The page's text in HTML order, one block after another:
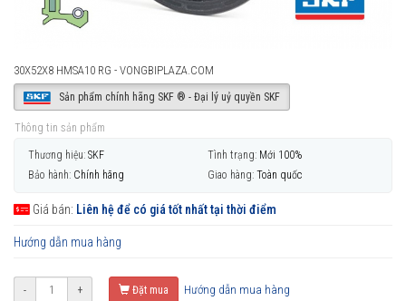
30X52X8 HMSA10 RG - VONGBIPLAZA.COM
Sản phẩm chính hãng SKF ® - Đại lý uỷ quyền SKF
Thông tin sản phẩm
Thương hiệu: SKF Tình trạng: Mới 100%
Bảo hành: Chính hãng Giao hàng: Toàn quốc
Giá bán: Liên hệ để có giá tốt nhất tại thời điểm
Hướng dẫn mua hàng
- + Đặt mua Hướng dẫn mua hàng